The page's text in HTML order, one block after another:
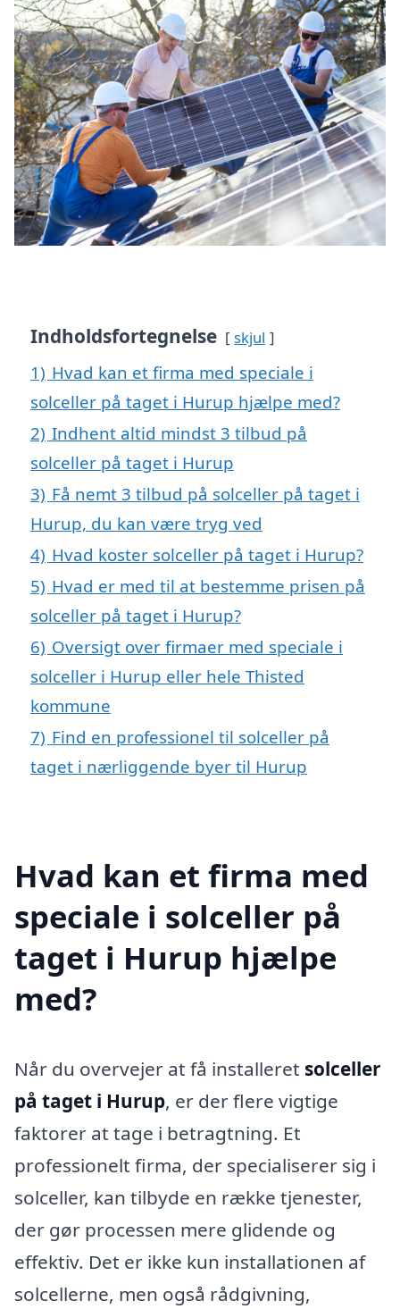
Indholdsfortegnelse skjul
1) Hvad kan et firma med speciale i
solceller på taget i Hurup hjælpe med?
2) Indhent altid mindst 3 tilbud på
solceller på taget i Hurup
3) Få nemt 3 tilbud på solceller på taget i
Hurup, du kan være tryg ved
4) Hvad koster solceller på taget i Hurup?
5) Hvad er med til at bestemme prisen på
solceller på taget i Hurup?
6) Oversigt over firmaer med speciale i
solceller i Hurup eller hele Thisted
kommune
7) Find en professionel til solceller på
taget i nærliggende byer til Hurup
Hvad kan et firma med
speciale i solceller på
taget i Hurup hjælpe
med?
Når du overvejer at få installeret solceller
på taget i Hurup, er der flere vigtige
faktorer at tage i betragtning. Et
professionelt firma, der specialiserer sig i
solceller, kan tilbyde en række tjenester,
der gør processen mere glidende og
effektiv. Det er ikke kun installationen af
solcellerne, men også rådgivning,